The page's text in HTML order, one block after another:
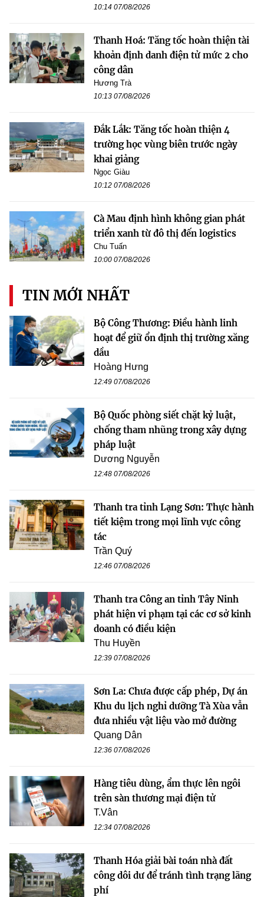
10:14 07/08/2026
Thanh Hoá: Tăng tốc hoàn thiện tài
khoản định danh điện tử mức 2 cho
công dân
Hương Trà
10:13 07/08/2026
Đắk Lắk: Tăng tốc hoàn thiện 4
trường học vùng biên trước ngày
khai giảng
Ngọc Giàu
10:12 07/08/2026
Cà Mau định hình không gian phát
triển xanh từ đô thị đến logistics
Chu Tuấn
10:00 07/08/2026
TIN MỚI NHẤT
Bộ Công Thương: Điều hành linh
hoạt để giữ ổn định thị trường xăng
dầu
Hoàng Hưng
12:49 07/08/2026
Bộ Quốc phòng siết chặt kỷ luật,
chống tham nhũng trong xây dựng
pháp luật
Dương Nguyễn
12:48 07/08/2026
Thanh tra tỉnh Lạng Sơn: Thực hành
tiết kiệm trong mọi lĩnh vực công
tác
Trần Quý
12:46 07/08/2026
Thanh tra Công an tỉnh Tây Ninh
phát hiện vi phạm tại các cơ sở kinh
doanh có điều kiện
Thu Huyền
12:39 07/08/2026
Sơn La: Chưa được cấp phép, Dự án
Khu du lịch nghỉ dưỡng Tà Xùa vẫn
đưa nhiều vật liệu vào mở đường
Quang Dân
12:36 07/08/2026
Hàng tiêu dùng, ẩm thực lên ngôi
trên sàn thương mại điện tử
T.Vân
12:34 07/08/2026
Thanh Hóa giải bài toán nhà đất
công dôi dư để tránh tình trạng lãng
phí